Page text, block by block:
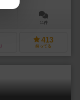
11件
413
持ってる